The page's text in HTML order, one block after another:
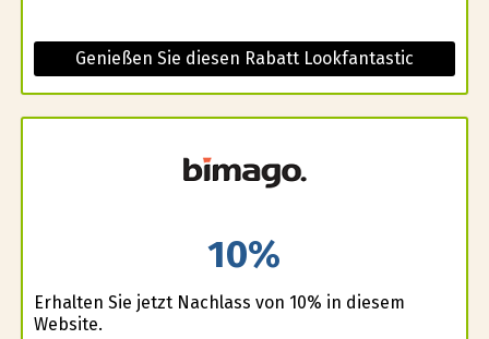
Genießen Sie diesen Rabatt Lookfantastic
10%
Erhalten Sie jetzt Nachlass von 10% in diesem
Website.